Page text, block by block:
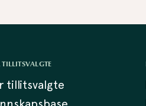
TILLITSVALGTE
tillitsvalgte